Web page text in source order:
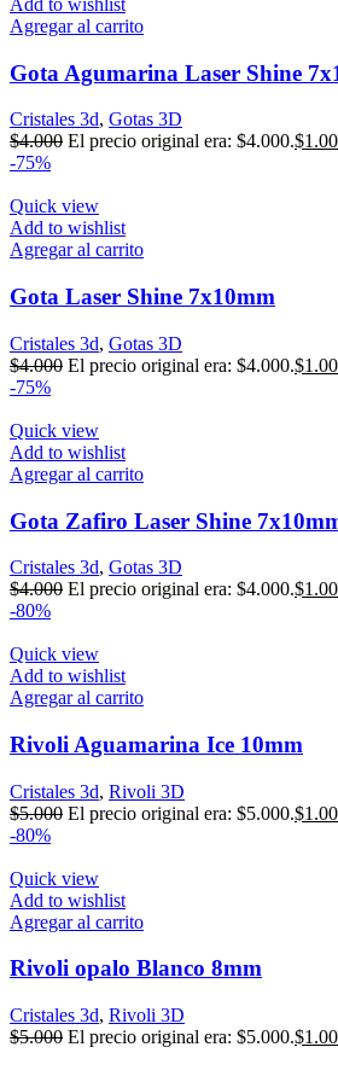
Add to wishlist
Agregar al carrito
Gota Agumarina Laser Shine
Cristales 3d, Gotas 3D
$4.000 El precio original era: $4.000.$
-75%
Quick view
Add to wishlist
Agregar al carrito
Gota Laser Shine 7x10mm
Cristales 3d, Gotas 3D
$4.000 El precio original era: $4.000.$
-75%
Quick view
Add to wishlist
Agregar al carrito
Gota Zafiro Laser Shine
Cristales 3d, Gotas 3D
$4.000 El precio original era: $4.000.$
-80%
Quick view
Add to wishlist
Agregar al carrito
Rivoli Aguamarina Ice 10mm
Cristales 3d, Rivoli 3D
$5.000 El precio original era: $5.000.$
-80%
Quick view
Add to wishlist
Agregar al carrito
Rivoli opalo Blanco 8mm
Cristales 3d, Rivoli 3D
$5.000 El precio original era: $5.000.$